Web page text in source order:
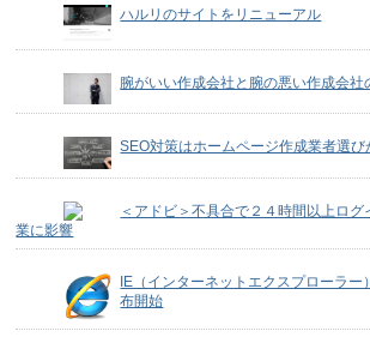
ハルリのサイトをリニューアル
腕がいい作成会社と腕の悪い作成会社
SEO対策はホームページ作成業者選び
＜アドビ＞不具合で２４時間以上ロ
業に影響
IE（インターネットエクスプローラー
布開始